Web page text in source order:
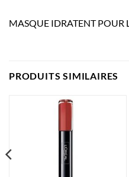
MASQUE IDRATENT POUR
PRODUITS SIMILAIRES